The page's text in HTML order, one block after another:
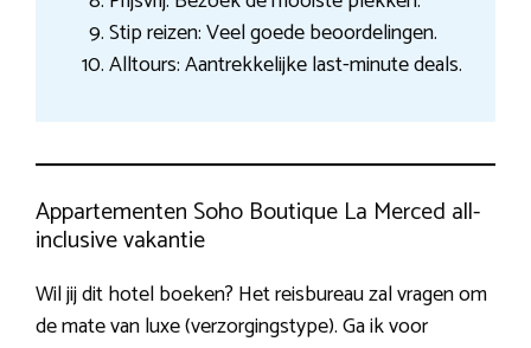
Stip reizen: Veel goede beoordelingen.
Alltours: Aantrekkelijke last-minute deals.
Appartementen Soho Boutique La Merced all-
inclusive vakantie
Wil jij dit hotel boeken? Het reisbureau zal vragen om
de mate van luxe (verzorgingstype). Ga ik voor